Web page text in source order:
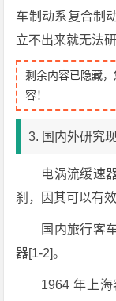
车制动系复合制
立不出来就无法
剩余内容已隐藏
容！
3. 国内外研究
电涡流缓速
刹，因其可以有
国内旅行客
器[1-2]。
1964 年上